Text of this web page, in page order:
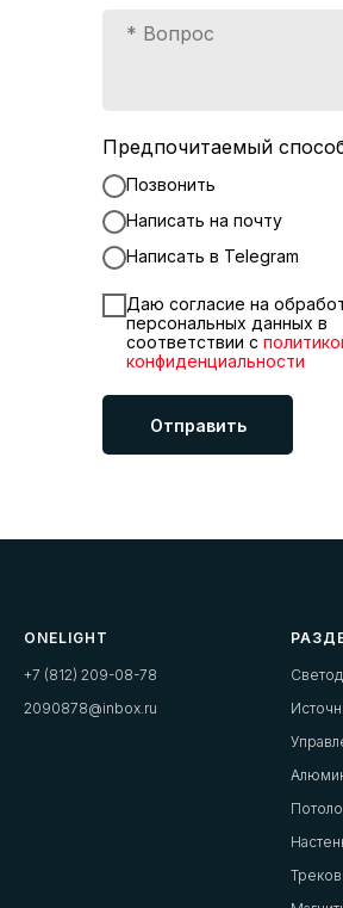
Предпочитаемый
Позвонить
Написать на почту
Написать в Telegram
Даю согласие на
персональных данных в
соответствии с
конфиденциальности
Отправить
ONELIGHT
+7 (812) 209-08-78
2090878@inbox.ru